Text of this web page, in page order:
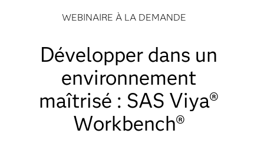
WEBINAIRE À LA DEMANDE
Développer dans un
environnement
maîtrisé : SAS Viya®
Workbench®